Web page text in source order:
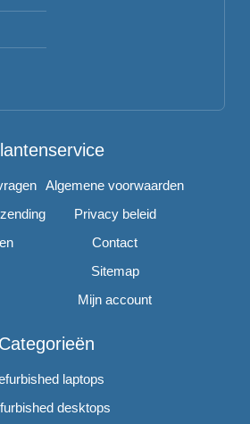
Algemene voorwaarden
Privacy beleid
Contact
Sitemap
Mijn account
Categorieën
laptops
desktops